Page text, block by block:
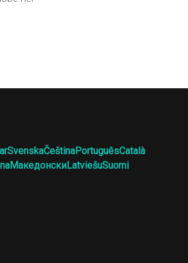
SvenskaČeštinaPortuguêsCatalà
МакедонскиLatviešuSuomi